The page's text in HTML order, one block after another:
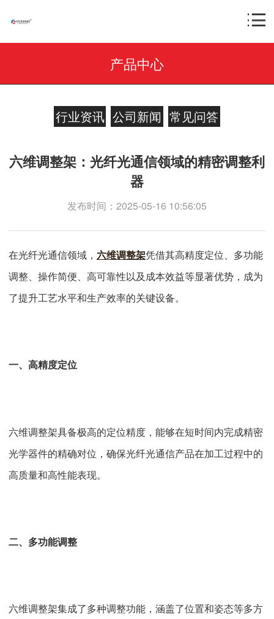
产品中心
行业资讯 公司新闻 常见问答
六维调整架：光纤光通信领域的精密调整利
器
发布时间：2025-05-16 10:56:05
在光纤光通信领域， 六维调整架凭借其高精度定位、多功能
调整、操作简便、高可靠性以及成本效益等显著优势，成为
了提升工艺水平和生产效率的关键设备。
一、高精度定位
六维调整架具备极高的定位精度，能够在短时间内完成精密
光学器件的精确对位，确保光纤光通信产品在加工过程中的
高质量和高性能表现。
二、多功能调整
六维调整架集成了多种调整功能，涵盖了位置和姿态等多方